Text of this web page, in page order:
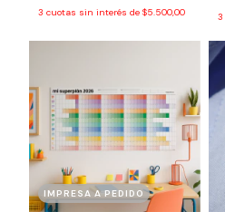
3 cuotas sin interés de $5.500,00
3
IMPRESA A PEDIDO